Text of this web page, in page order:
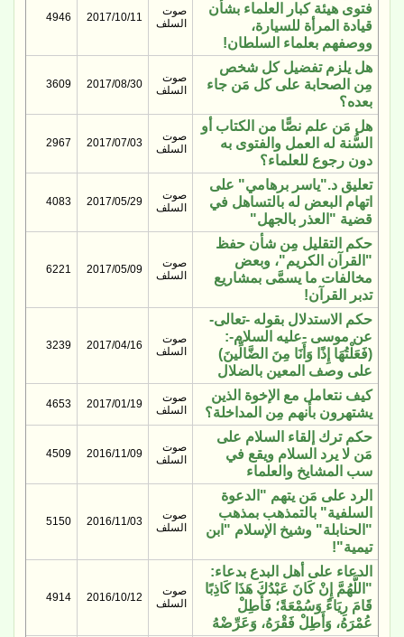
فتوى هيئة كبار العلماء بشأن
قيادة المرأة للسيارة،
ووصفهم بعلماء السلطان!
صوت
السلف
2017/10/11
4946
هل يلزم تفضيل كل شخص
مِن الصحابة على كل مَن جاء
بعده؟
صوت
السلف
2017/08/30
3609
هل مَن علم نصًّا من الكتاب أو
السُّنة له العمل والفتوى به
دون رجوع للعلماء؟
صوت
السلف
2017/07/03
2967
تعليق د."ياسر برهامي" على
اتهام البعض له بالتساهل في
قضية "العذر بالجهل"
صوت
السلف
2017/05/29
4083
حكم التقليل مِن شأن حفظ
"القرآن الكريم"، وبعض
مخالفات ما يسمَّى بمشاريع
تدبر القرآن!
صوت
السلف
2017/05/09
6221
حكم الاستدلال بقوله -تعالى-
عن موسى -عليه السلام-:
(فَعَلْتُهَا إِذًا وَأَنَا مِنَ الضَّالِّينَ)
على وصف المعين بالضلال
صوت
السلف
2017/04/16
3239
كيف نتعامل مع الإخوة الذين
يشتهرون بأنهم مِن المداخلة؟
صوت
السلف
2017/01/19
4653
حكم ترك إلقاء السلام على
مَن لا يرد السلام ويقع في
سب المشايخ والعلماء
صوت
السلف
2016/11/09
4509
الرد على مَن يتهم "الدعوة
السلفية" بالتمذهب بمذهب
"الحنابلة" وشيخ الإسلام "ابن
تيمية"!
صوت
السلف
2016/11/03
5150
الدعاء على أهل البدع بدعاء:
"اللَّهُمَّ إِنْ كَانَ عَبْدُكَ هَذَا كَاذِبًا
قَامَ رِيَاءً وَسُمْعَةً؛ فَأَطِلْ
عُمْرَهُ، وَأَطِلْ فَقْرَهُ، وَعَرِّضْهُ
صوت
السلف
2016/10/12
4914